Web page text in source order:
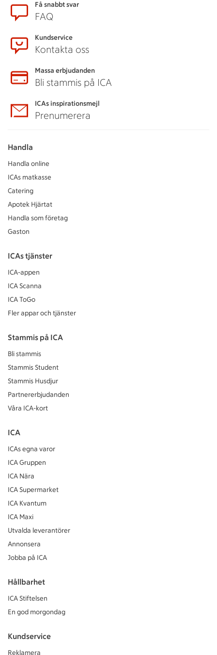
SidfotFå snabbt svar
FAQ
Kundservice
Kontakta oss
Massa erbjudanden
Bli stammis på ICA
ICAs inspirationsmejl
Prenumerera
Handla
Handla online
ICAs matkasse
Catering
Apotek Hjärtat
Handla som företag
Gaston
ICAs tjänster
ICA-appen
ICA Scanna
ICA ToGo
Fler appar och tjänster
Stammis på ICA
Bli stammis
Stammis Student
Stammis Husdjur
Partnererbjudanden
Våra ICA-kort
ICA
ICAs egna varor
ICA Gruppen
ICA Nära
ICA Supermarket
ICA Kvantum
ICA Maxi
Utvalda leverantörer
Annonsera
Jobba på ICA
Hållbarhet
ICA Stiftelsen
En god morgondag
Kundservice
Reklamera